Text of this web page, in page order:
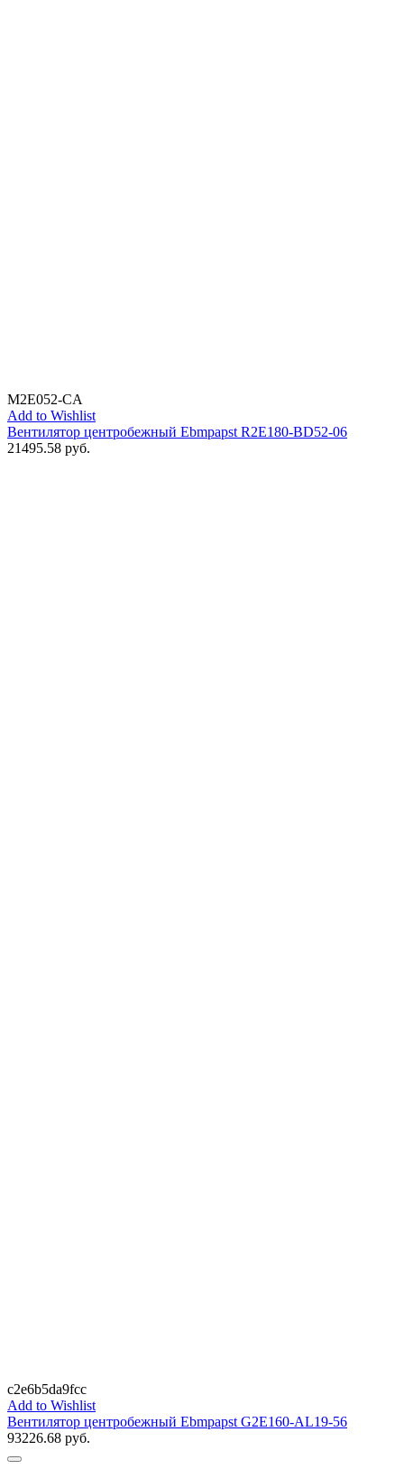
M2E052-CA
Add to Wishlist
Вентилятор центробежный Ebmpapst R2E180-BD52-06
21495.58 руб.
c2e6b5da9fcc
Add to Wishlist
Вентилятор центробежный Ebmpapst G2E160-AL19-56
93226.68 руб.